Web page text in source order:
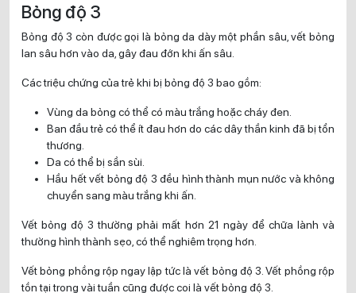
Bỏng độ 3
Bỏng độ 3 còn được gọi là bỏng da dày một phần sâu, vết bỏng
lan sâu hơn vào da, gây đau đớn khi ấn sâu.
Các triệu chứng của trẻ khi bị bỏng độ 3 bao gồm:
Vùng da bỏng có thể có màu trắng hoặc cháy đen.
Ban đầu trẻ có thể ít đau hơn do các dây thần kinh đã bị tổn
thương.
Da có thể bị sần sùi.
Hầu hết vết bỏng độ 3 đều hình thành mụn nước và không
chuyển sang màu trắng khi ấn.
Vết bỏng độ 3 thường phải mất hơn 21 ngày để chữa lành và
thường hình thành sẹo, có thể nghiêm trọng hơn.
Vết bỏng phồng rộp ngay lập tức là vết bỏng độ 3. Vết phồng rộp
tồn tại trong vài tuần cũng được coi là vết bỏng độ 3.